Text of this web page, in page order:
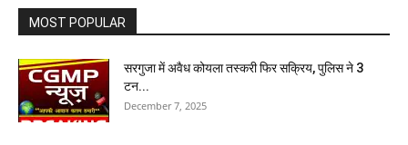
MOST POPULAR
सरगुजा में अवैध कोयला तस्करी फिर सक्रिय, पुलिस ने 3
टन...
December 7, 2025